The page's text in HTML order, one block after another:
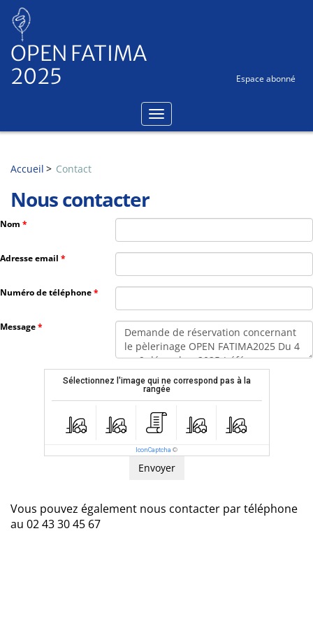
OPEN FATIMA
2025
Espace abonné
Accueil Contact
Nous contacter
Nom
Adresse email
Numéro de téléphone
Message
Sélectionnez l'image qui ne correspond pas à la
rangée
IconCaptcha ©
Vous pouvez également nous contacter par téléphone
au 02 43 30 45 67
Panneau de gestion des cookies